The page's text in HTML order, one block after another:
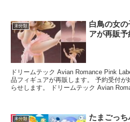
未分類
白鳥の女
アが再販予
ドリームテック Avian Romance Pink
品フィギュアが再販します。 予約受付が
らせします。 ドリームテック Avian
未分類
たまごっ